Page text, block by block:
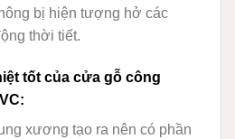
bị hiện tượng hở các
thời tiết.
tốt của cửa gỗ công
:
xương tạo ra nên có phần